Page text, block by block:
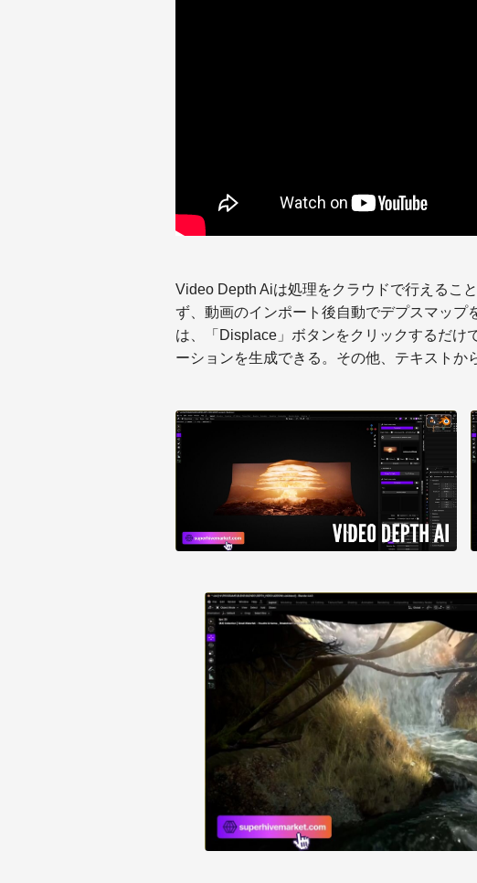
Video Depth Aiは処理をクラウドで行えるこ
ず、動画のインポート後自動でデプスマップ
は、「Displace」ボタンをクリックするだけ
ーションを生成できる。その他、テキストか